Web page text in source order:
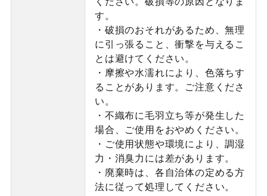
す。
・破損のおそれがあるため、無理
に引っ張ること、衝撃を与えるこ
とは避けてください。
・摩擦や水濡れにより、色落ちす
ることがあります。ご注意くださ
い。
・不織布に毛羽立ち等が発生した
場合、ご使用をおやめください。
・ご使用状態や環境により、調湿
力・消臭力には差があります。
・廃棄時は、各自治体の定める方
法に従って処理してください。